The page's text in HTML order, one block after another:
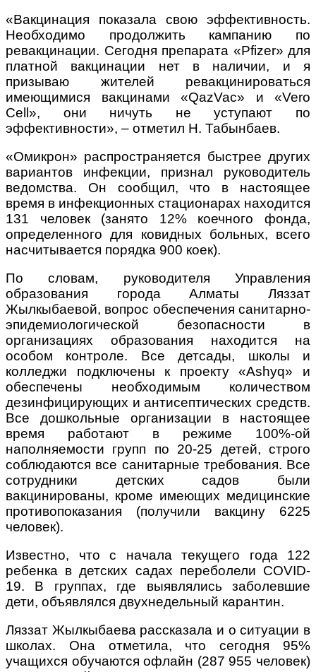
«Вакцинация показала свою эффективность.
Необходимо продолжить кампанию по
ревакцинации. Сегодня препарата «Pfizer» для
платной вакцинации нет в наличии, и я
призываю жителей ревакцинироваться
имеющимися вакцинами «QazVac» и «Vero
Cell», они ничуть не уступают по
эффективности», – отметил Н. Табынбаев.
«Омикрон» распространяется быстрее других
вариантов инфекции, признал руководитель
ведомства. Он сообщил, что в настоящее
время в инфекционных стационарах находится
131 человек (занято 12% коечного фонда,
определенного для ковидных больных, всего
насчитывается порядка 900 коек).
По словам, руководителя Управления
образования города Алматы Ляззат
Жылкыбаевой, вопрос обеспечения санитарно-
эпидемиологической безопасности в
организациях образования находится на
особом контроле. Все детсады, школы и
колледжи подключены к проекту «Ashyq» и
обеспечены необходимым количеством
дезинфицирующих и антисептических средств.
Все дошкольные организации в настоящее
время работают в режиме 100%-ой
наполняемости групп по 20-25 детей, строго
соблюдаются все санитарные требования. Все
сотрудники детских садов были
вакцинированы, кроме имеющих медицинские
противопоказания (получили вакцину 6225
человек).
Известно, что с начала текущего года 122
ребенка в детских садах переболели COVID-
19. В группах, где выявлялись заболевшие
дети, объявлялся двухнедельный карантин.
Ляззат Жылкыбаева рассказала и о ситуации в
школах. Она отметила, что сегодня 95%
учащихся обучаются офлайн (287 955 человек)